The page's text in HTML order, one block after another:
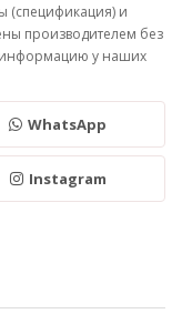
(спецификация) и
производителем без
информацию у наших
WhatsApp
Instagram